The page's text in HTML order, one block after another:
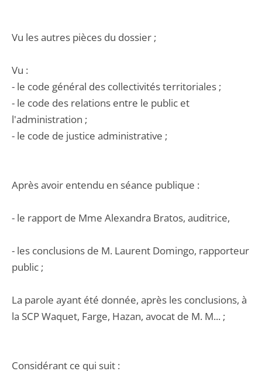
Vu les autres pièces du dossier ;
Vu :
- le code général des collectivités territoriales ;
- le code des relations entre le public et
l'administration ;
- le code de justice administrative ;
Après avoir entendu en séance publique :
- le rapport de Mme Alexandra Bratos, auditrice,
- les conclusions de M. Laurent Domingo, rapporteur
public ;
La parole ayant été donnée, après les conclusions, à
la SCP Waquet, Farge, Hazan, avocat de M. M... ;
Considérant ce qui suit :